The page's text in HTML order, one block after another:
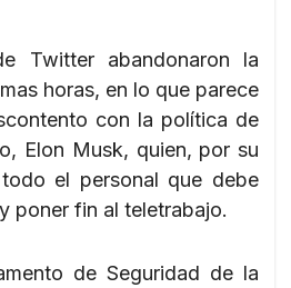
Twitter abandonaron la
horas, en lo que parece
con la política de
Elon Musk, quien, por su
el personal que debe
poner fin al teletrabajo.
de Seguridad de la